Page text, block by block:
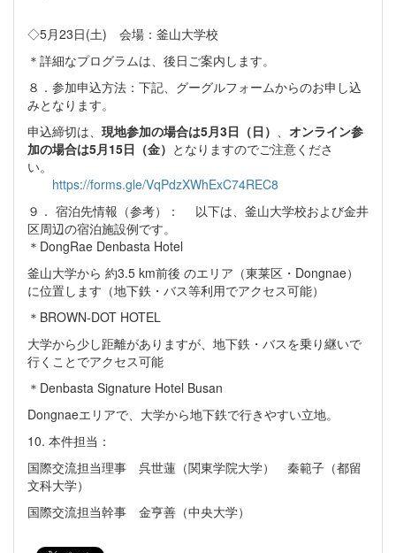
◇5月23日(土) 会場：釜山大学校
＊詳細なプログラムは、後日ご案内します。
８．参加申込方法：下記、グーグルフォームからのお申し込
みとなります。
申込締切は、 現地参加の場合は5月3日（日） 、 オンライン参
加の場合は5月15日（金） となりますのでご注意くださ
い。
https://forms.gle/VqPdzXWhExC74REC8
９． 宿泊先情報（参考）： 以下は、釜山大学校および金井
区周辺の宿泊施設例です。
＊DongRae Denbasta Hotel
釜山大学から 約3.5 km前後 のエリア（東莱区・Dongnae）
に位置します（地下鉄・バス等利用でアクセス可能）
＊BROWN-DOT HOTEL
大学から少し距離がありますが、地下鉄・バスを乗り継いで
行くことでアクセス可能
＊Denbasta Signature Hotel Busan
Dongnaeエリアで、大学から地下鉄で行きやすい立地。
10. 本件担当：
国際交流担当理事 呉世蓮（関東学院大学） 秦範子（都留
文科大学）
国際交流担当幹事 金亨善（中央大学）